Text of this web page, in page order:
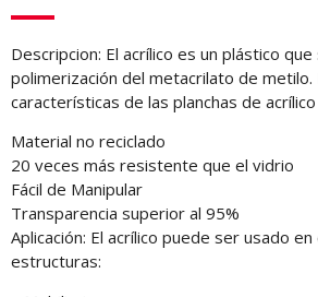
Descripcion: El acrílico es un plástico
polimerización del metacrilato de metilo.
características de las planchas de
Material no reciclado
20 veces más resistente que el vidrio
Fácil de Manipular
Transparencia superior al 95%
Aplicación: El acrílico puede ser usado
estructuras: